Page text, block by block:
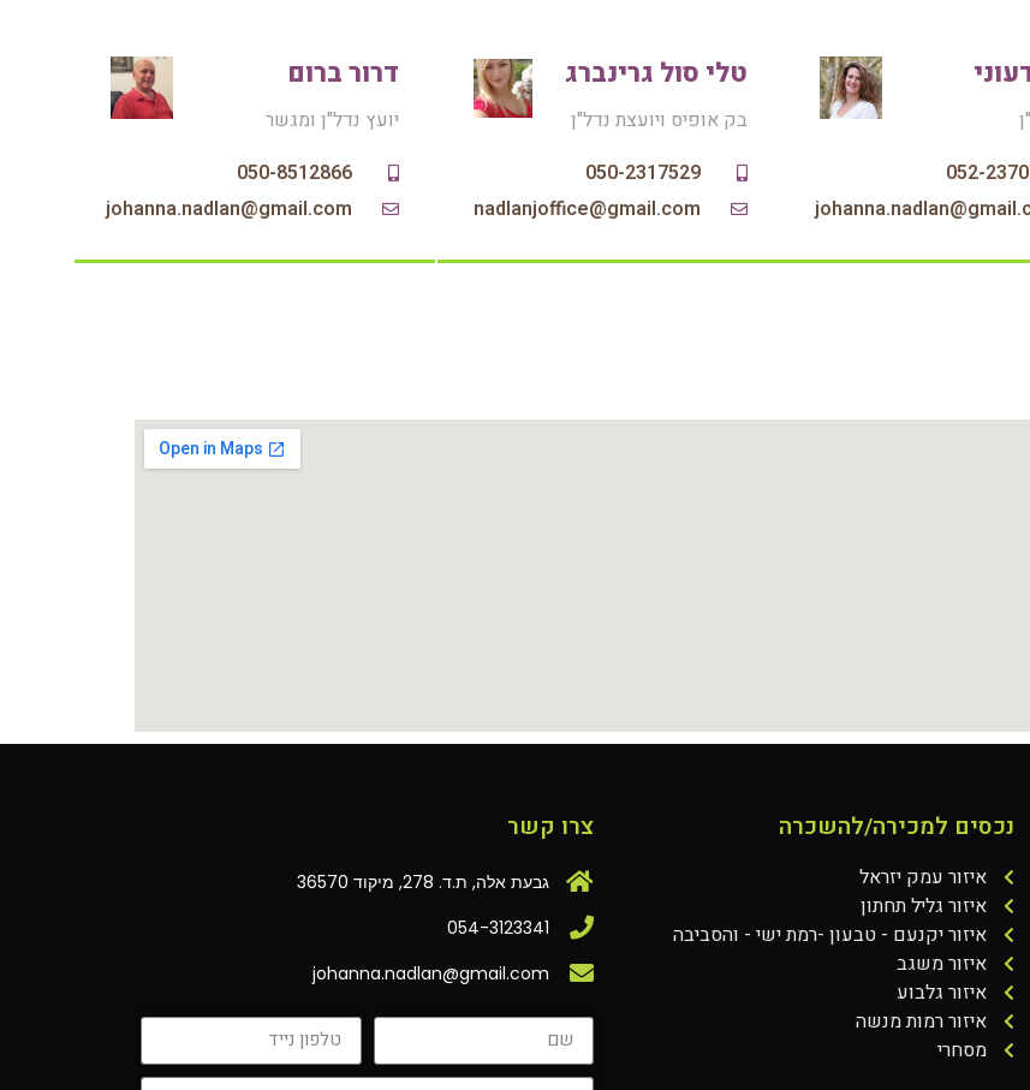
052-
טלי סול גרינברג
בק אופיס ויועצת נדל"ן
‏‪050-2317529‬‏
nadlanjoffice@gmail.com
דרור ברום
יועץ נדל"ן ומגשר
050-8512866
johanna.nadlan@gmail.com‏
נכסים למכירה/להשכרה
איזור עמק יזראל
איזור גליל תחתון
איזור יקנעם - טבעון -רמת ישי - והסביבה
איזור משגב
איזור גלבוע
איזור רמות מנשה
מסחרי
צרו קשר
גבעת אלה, ת.ד. 278, מיקוד 36570
054-3123341
johanna.nadlan@gmail.com‏